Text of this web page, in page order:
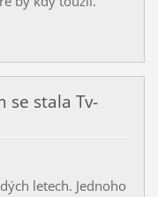
se stala Tv-
letech. Jednoho